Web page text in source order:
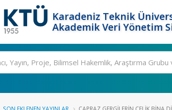
Karadeniz Teknik
Akademik Veri Yönetim